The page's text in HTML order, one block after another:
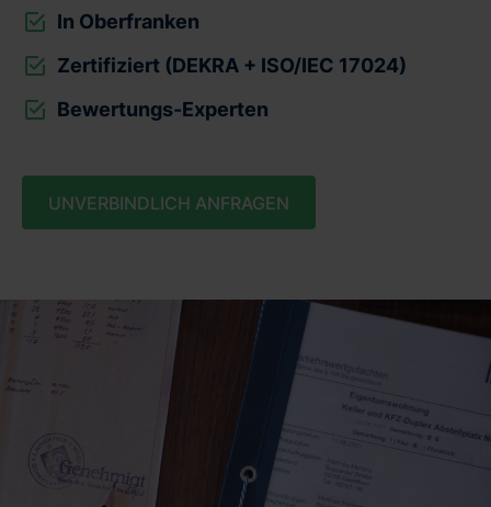
In Oberfranken
Zertifiziert (DEKRA + ISO/IEC 17024)
Bewertungs-Experten
UNVERBINDLICH ANFRAGEN